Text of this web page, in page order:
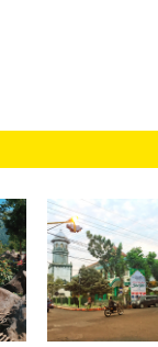
TAROWIH KAYAK